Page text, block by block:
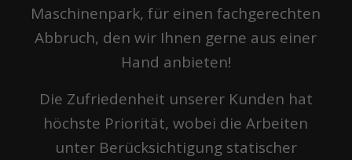
Maschinenpark, für einen fachgerechten
Abbruch, den wir Ihnen gerne aus einer
Hand anbieten!
Die Zufriedenheit unserer Kunden hat
höchste Priorität, wobei die Arbeiten
unter Berücksichtigung statischer